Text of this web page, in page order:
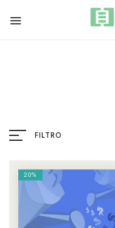
FILTRO
20%